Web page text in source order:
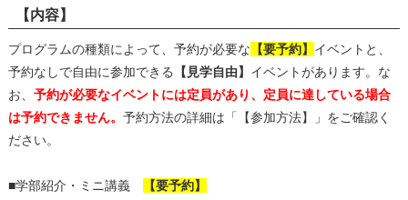
【内容】
プログラムの種類によって、予約が必要な 【要予約】 イベントと、
予約なしで自由に参加できる
【見学自由】 イベントがあります。な
お、 予約が必要なイベントには定員があり、定員に達している場合
は予約できません。 予約方法の詳細は「【参加方法】」をご確認く
ださい。
■学部紹介・ミニ講義
【要予約】